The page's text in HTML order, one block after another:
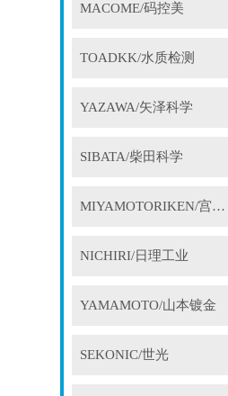
MACOME/码控美
TOADKK/水质检测
YAZAWA/矢泽科学
SIBATA/柴田科学
MIYAMOTORIKEN/宫本理研
NICHIRI/日理工业
YAMAMOTO/山本镀金
SEKONIC/世光